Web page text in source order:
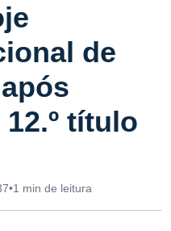
de
título
•1 min de leitura